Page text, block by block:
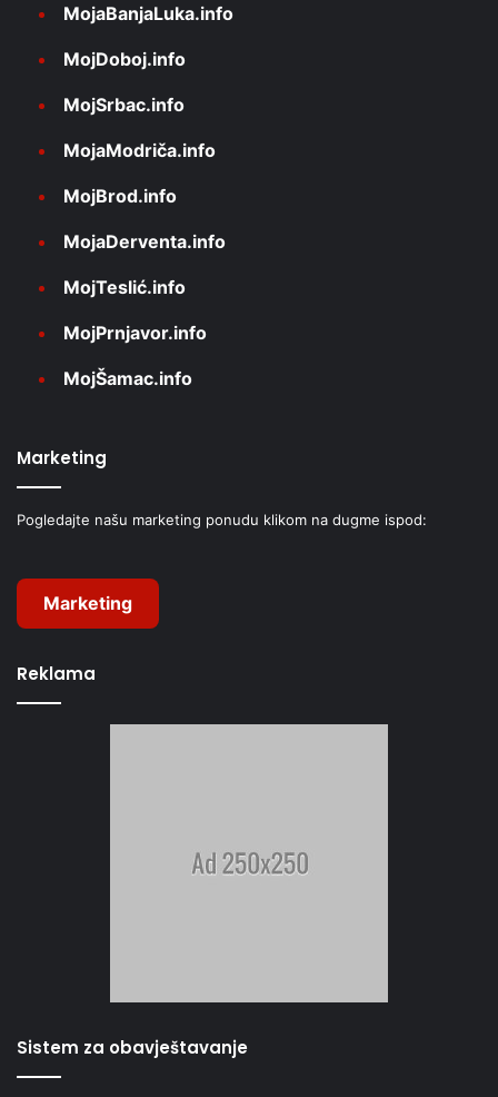
MojaBanjaLuka.info
MojDoboj.info
MojSrbac.info
MojaModriča.info
MojBrod.info
MojaDerventa.info
MojTeslić.info
MojPrnjavor.info
MojŠamac.info
Marketing
Pogledajte našu marketing ponudu klikom na dugme ispod:
Marketing
Reklama
Sistem za obavještavanje